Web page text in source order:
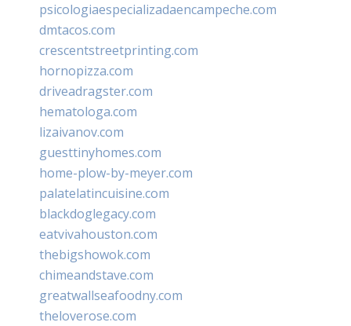
psicologiaespecializadaencampeche.com
dmtacos.com
crescentstreetprinting.com
hornopizza.com
driveadragster.com
hematologa.com
lizaivanov.com
guesttinyhomes.com
home-plow-by-meyer.com
palatelatincuisine.com
blackdoglegacy.com
eatvivahouston.com
thebigshowok.com
chimeandstave.com
greatwallseafoodny.com
theloverose.com